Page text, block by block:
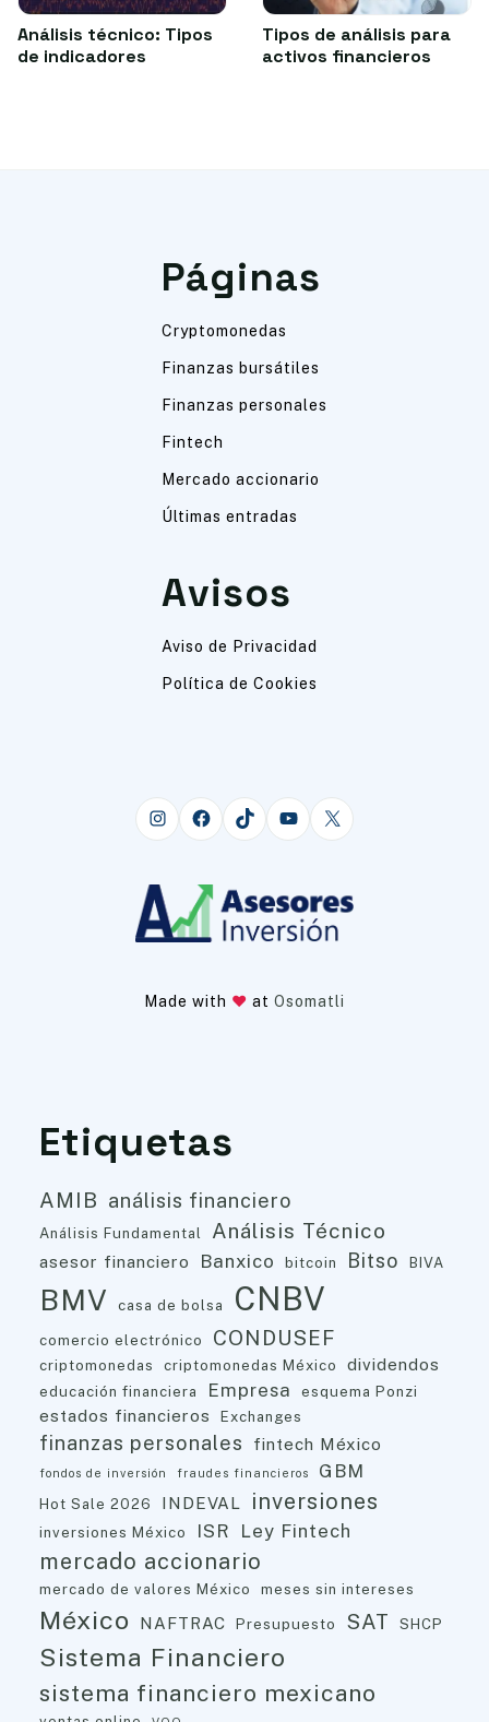
Análisis técnico: Tipos
de indicadores
Tipos de análisis para
activos financieros
Páginas
Cryptomonedas
Finanzas bursátiles
Finanzas personales
Fintech
Mercado accionario
Últimas entradas
Avisos
Aviso de Privacidad
Política de Cookies
Instagram
FacebookTikTokYouTube
X
Made with at Osomatli
Etiquetas
AMIB análisis financiero
Análisis Fundamental Análisis Técnico
asesor financiero Banxico bitcoin Bitso BIVA
BMV casa de bolsa CNBV
comercio electrónico CONDUSEF
criptomonedas criptomonedas México dividendos
educación financiera Empresa esquema Ponzi
estados financieros Exchanges
finanzas personales fintech México
fondos de inversión fraudes financieros GBM
Hot Sale 2026 INDEVAL inversiones
inversiones México ISR Ley Fintech
mercado accionario
mercado de valores México meses sin intereses
México NAFTRAC Presupuesto SAT SHCP
Sistema Financiero
sistema financiero mexicano